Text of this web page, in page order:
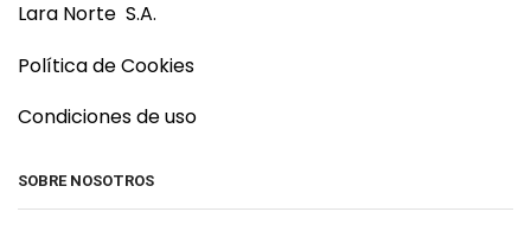
Lara Norte S.A.
Política de Cookies
Condiciones de uso
SOBRE NOSOTROS